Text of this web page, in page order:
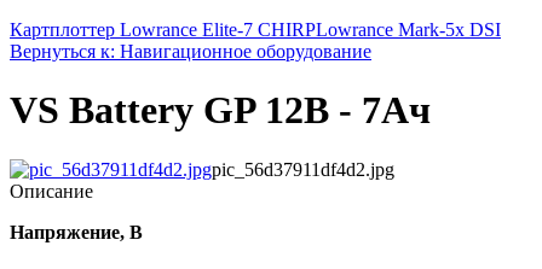
Картплоттер Lowrance Elite-7 CHIRPLowrance Mark-5x DSI
Вернуться к: Навигационное оборудование
VS Battery GP 12В - 7Ач
pic_56d37911df4d2.jpg
Описание
Напряжение, В